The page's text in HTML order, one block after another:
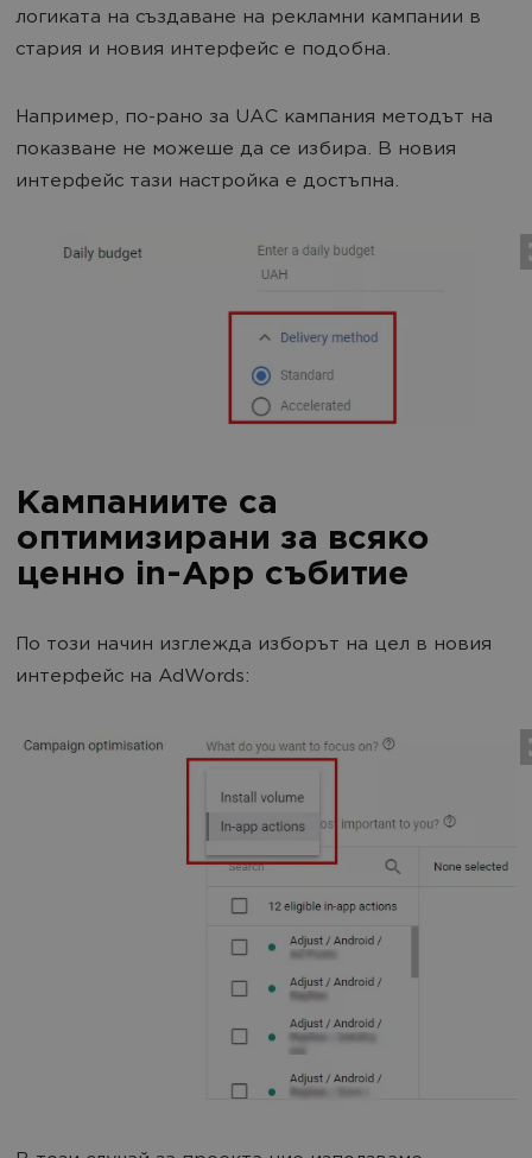
логиката на създаване на рекламни кампании в
стария и новия интерфейс е подобна.
Например, по-рано за UAC кампания методът на
показване не можеше да се избира. В новия
интерфейс тази настройка е достъпна.
Кампаниите са
оптимизирани за всяко
ценно in-App събитие
По този начин изглежда изборът на цел в новия
интерфейс на AdWords: